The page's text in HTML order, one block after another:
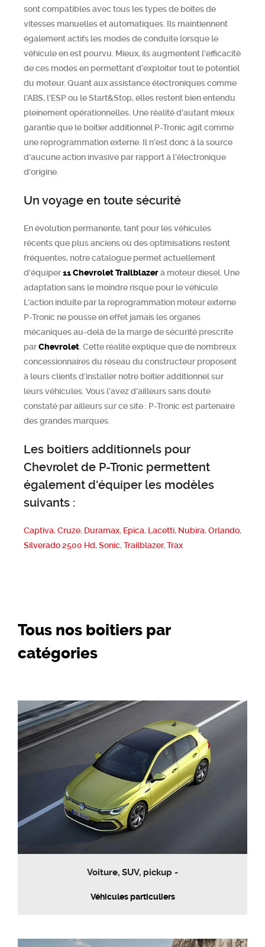
sont compatibles avec tous les types de boîtes de
vitesses manuelles et automatiques. Ils maintiennent
également actifs les modes de conduite lorsque le
véhicule en est pourvu. Mieux, ils augmentent l'efficacité
de ces modes en permettant d'exploiter tout le potentiel
du moteur. Quant aux assistance électroniques comme
l'ABS, l'ESP ou le Start&Stop, elles restent bien entendu
pleinement opérationnelles. Une réalité d'autant mieux
garantie que le boitier additionnel P-Tronic agit comme
une reprogrammation externe. Il n'est donc à la source
d'aucune action invasive par rapport à l'électronique
d'origine.
Un voyage en toute sécurité
En évolution permanente, tant pour les véhicules
récents que plus anciens où des optimisations restent
fréquentes, notre catalogue permet actuellement
d'équiper11ChevroletTrailblazerà moteur diesel. Une
adaptation sans le moindre risque pour le véhicule.
L'action induite par la reprogrammation moteur externe
P-Tronic ne pousse en effet jamais les organes
mécaniques au-delà de la marge de sécurité prescrite
parChevrolet . Cette réalité explique que de nombreux
concessionnaires du réseau du constructeur proposent
à leurs clients d'installer notre boitier additionnel sur
leurs véhicules. Vous l'avez d'ailleurs sans doute
constaté par ailleurs sur ce site : P-Tronic est partenaire
des grandes marques.
Les boitiers additionnels pour
Chevrolet de P-Tronic permettent
également d'équiper les modèles
suivants :
Captiva,Cruze, Duramax, Epica, Lacetti, Nubira,Orlando,
Silverado 2500 Hd,Sonic,Trailblazer,Trax
Tous nos boitiers par
catégories
Voiture, SUV, pickup -
Véhicules particuliers